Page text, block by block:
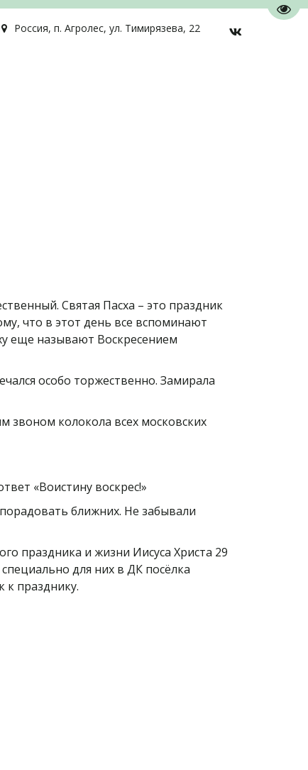
Россия, п. Агролес, ул. Тимирязева, 22
Святая Пасха – это праздник
что в этот день все вспоминают
еще называют Воскресением
особо торжественно. Замирала
звоном колокола всех московских
«Воистину воскрес!»
ближних. Не забывали
праздника и жизни Иисуса Христа 29
для них в ДК посёлка
к празднику.